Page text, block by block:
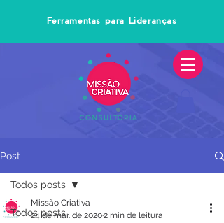
Ferramentas para Lideranças
Post
Todos posts
Todos posts
Missão Criativa
24 de mar. de 20202 min de leitura